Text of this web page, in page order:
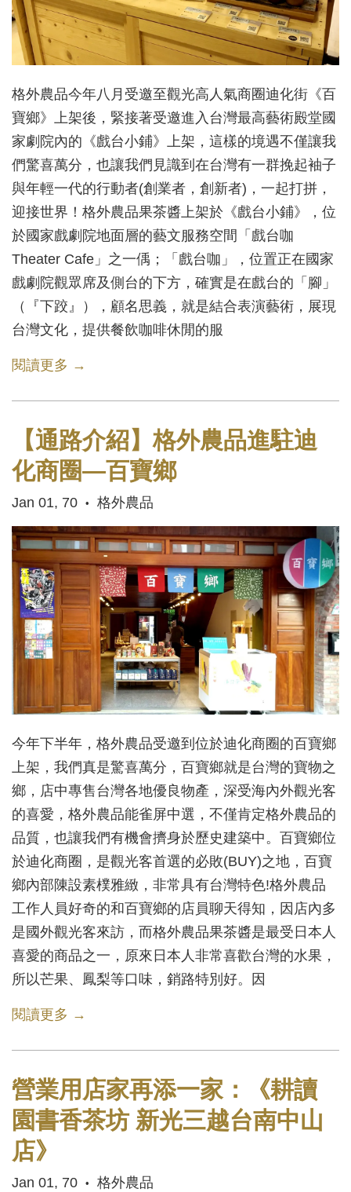
格外農品今年八月受邀至觀光高人氣商圈迪化街《百
寶鄉》上架後，緊接著受邀進入台灣最高藝術殿堂國
家劇院內的《戲台小鋪》上架，這樣的境遇不僅讓我
們驚喜萬分，也讓我們見識到在台灣有一群挽起袖子
與年輕一代的行動者(創業者，創新者)，一起打拼，
迎接世界！格外農品果茶醬上架於《戲台小鋪》，位
於國家戲劇院地面層的藝文服務空間「戲台咖
Theater Cafe」之一偊；「戲台咖」，位置正在國家
戲劇院觀眾席及側台的下方，確實是在戲台的「腳」
（『下跤』），顧名思義，就是結合表演藝術，展現
台灣文化，提供餐飲咖啡休閒的服
閱讀更多 →
【通路介紹】格外農品進駐迪
化商圈—百寶鄉
Jan 01, 70 • 格外農品
今年下半年，格外農品受邀到位於迪化商圈的百寶鄉
上架，我們真是驚喜萬分，百寶鄉就是台灣的寶物之
鄉，店中專售台灣各地優良物產，深受海內外觀光客
的喜愛，格外農品能雀屏中選，不僅肯定格外農品的
品質，也讓我們有機會擠身於歷史建築中。百寶鄉位
於迪化商圈，是觀光客首選的必敗(BUY)之地，百寶
鄉內部陳設素樸雅緻，非常具有台灣特色!格外農品
工作人員好奇的和百寶鄉的店員聊天得知，因店內多
是國外觀光客來訪，而格外農品果茶醬是最受日本人
喜愛的商品之一，原來日本人非常喜歡台灣的水果，
所以芒果、鳳梨等口味，銷路特別好。因
閱讀更多 →
營業用店家再添一家：《耕讀
園書香茶坊 新光三越台南中山
店》
Jan 01, 70 • 格外農品